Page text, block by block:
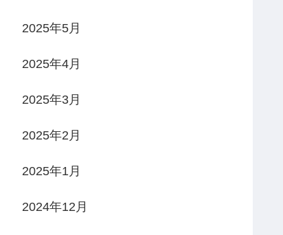
2025年5月
2025年4月
2025年3月
2025年2月
2025年1月
2024年12月